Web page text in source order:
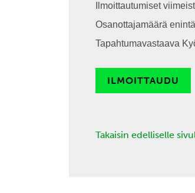
Ilmoittautumiset
Osanottajamäärä
Tapahtumavastaava
ILMOITTAUDU
Takaisin edelliselle